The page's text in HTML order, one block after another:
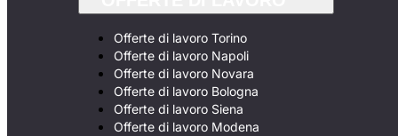
Offerte di lavoro Torino
Offerte di lavoro Napoli
Offerte di lavoro Novara
Offerte di lavoro Bologna
Offerte di lavoro Siena
Offerte di lavoro Modena